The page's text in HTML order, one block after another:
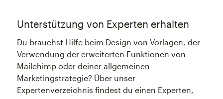
Unterstützung von Experten erhalten
Du brauchst Hilfe beim Design von Vorlagen, der
Verwendung der erweiterten Funktionen von
Mailchimp oder deiner allgemeinen
Marketingstrategie? Über unser
Expertenverzeichnis findest du einen Experten,